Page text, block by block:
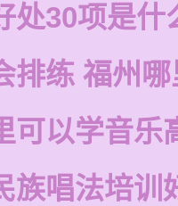
处30项是什
排练 福州
可以学音乐
族唱法培训